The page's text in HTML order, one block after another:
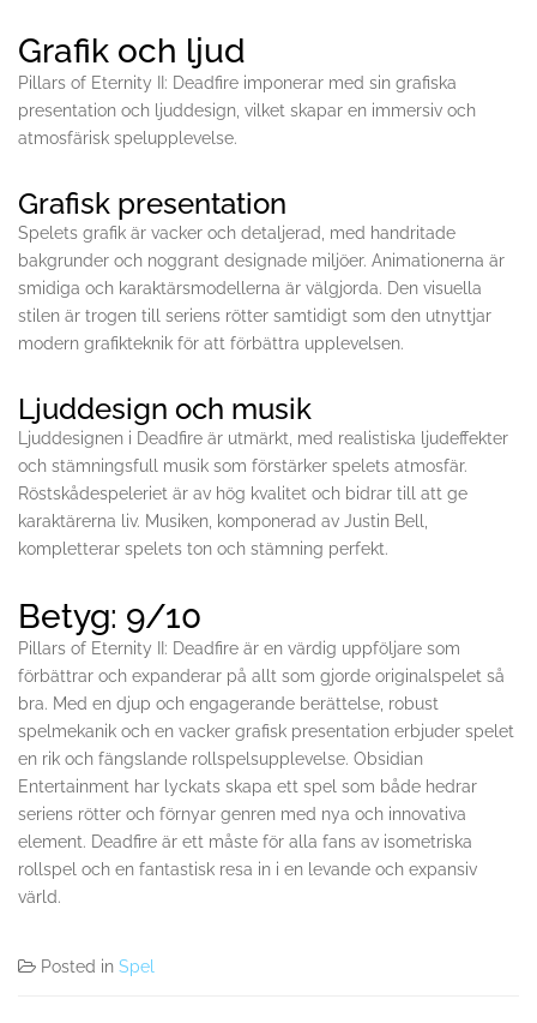
Grafik och ljud
Pillars of Eternity II: Deadfire imponerar med sin grafiska
presentation och ljuddesign, vilket skapar en immersiv och
atmosfärisk spelupplevelse.
Grafisk presentation
Spelets grafik är vacker och detaljerad, med handritade
bakgrunder och noggrant designade miljöer. Animationerna är
smidiga och karaktärsmodellerna är välgjorda. Den visuella
stilen är trogen till seriens rötter samtidigt som den utnyttjar
modern grafikteknik för att förbättra upplevelsen.
Ljuddesign och musik
Ljuddesignen i Deadfire är utmärkt, med realistiska ljudeffekter
och stämningsfull musik som förstärker spelets atmosfär.
Röstskådespeleriet är av hög kvalitet och bidrar till att ge
karaktärerna liv. Musiken, komponerad av Justin Bell,
kompletterar spelets ton och stämning perfekt.
Betyg: 9/10
Pillars of Eternity II: Deadfire är en värdig uppföljare som
förbättrar och expanderar på allt som gjorde originalspelet så
bra. Med en djup och engagerande berättelse, robust
spelmekanik och en vacker grafisk presentation erbjuder spelet
en rik och fängslande rollspelsupplevelse. Obsidian
Entertainment har lyckats skapa ett spel som både hedrar
seriens rötter och förnyar genren med nya och innovativa
element. Deadfire är ett måste för alla fans av isometriska
rollspel och en fantastisk resa in i en levande och expansiv
värld.
Posted in Spel